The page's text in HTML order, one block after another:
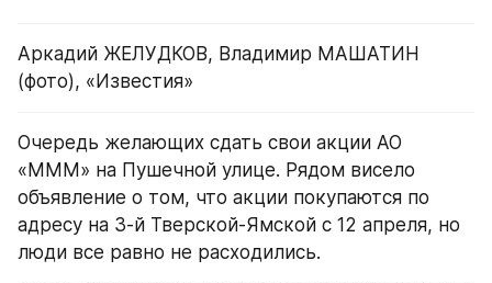
Аркадий ЖЕЛУДКОВ, Владимир МАШАТИН
(фото), «Известия»
Очередь желающих сдать свои акции АО
«МММ» на Пушечной улице. Рядом висело
объявление о том, что акции покупаются по
адресу на 3-й Тверской-Ямской с 12 апреля, но
люди все равно не расходились.